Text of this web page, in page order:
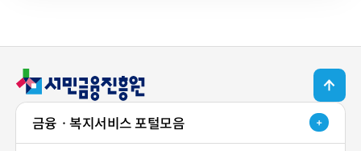
TOP 버튼
금융ㆍ복지서비스 포털모음